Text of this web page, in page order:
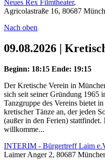
Neues Rex Filmtheater,
Agricolastraße 16, 80687
Nach oben
09.08.2026 |
Beginn: 18:15 Ende: 19:15
Der Kretische Verein in
sich seit seiner Gründung 1965
Tanzgruppe des Vereins bietet
kretischer Tänze an, der jeden
(außer in den Ferien)
willkomme...
INTERIM - Bürgertreff Laim
Laimer Anger 2, 80687